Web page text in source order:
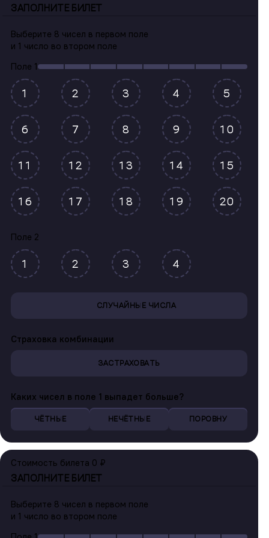
ЗАПОЛНИТЕ БИЛЕТ
Выберите 8 чисел в первом поле
и 1 число во втором поле
Поле 1
1 2 3 4 5
6 7 8 9 10
11 12 13 14 15
16 17 18 19 20
Поле 2
1 2 3 4
СЛУЧАЙНЫЕ ЧИСЛА
Страховка комбинации
ЗАСТРАХОВАТЬ
Каких чисел в поле 1 выпадет больше?
ЧЁТНЫЕ НЕЧЁТНЫЕ ПОРОВНУ
Стоимость билета 0 ₽
ЗАПОЛНИТЕ БИЛЕТ
Выберите 8 чисел в первом поле
и 1 число во втором поле